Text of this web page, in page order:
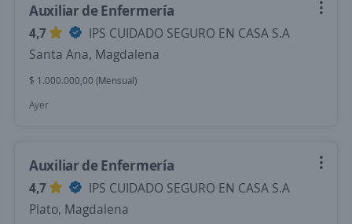
Auxiliar de Enfermería
4,7
IPS CUIDADO SEGURO EN CASA S.A
Santa Ana, Magdalena
$ 1.000.000,00 (Mensual)
Ayer
Auxiliar de Enfermería
4,7
IPS CUIDADO SEGURO EN CASA S.A
Plato, Magdalena